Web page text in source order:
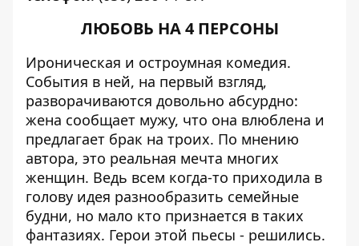
ЛЮБОВЬ НА 4 ПЕРСОНЫ
Ироническая и остроумная комедия.
События в ней, на первый взгляд,
разворачиваются довольно абсурдно:
жена сообщает мужу, что она влюблена и
предлагает брак на троих. По мнению
автора, это реальная мечта многих
женщин. Ведь всем когда-то приходила в
голову идея разнообразить семейные
будни, но мало кто признается в таких
фантазиях. Герои этой пьесы - решились.